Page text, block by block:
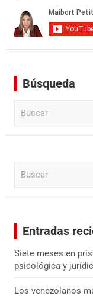
Búsqueda
Entradas
Siete meses en
psicológica y
Los venezolanos